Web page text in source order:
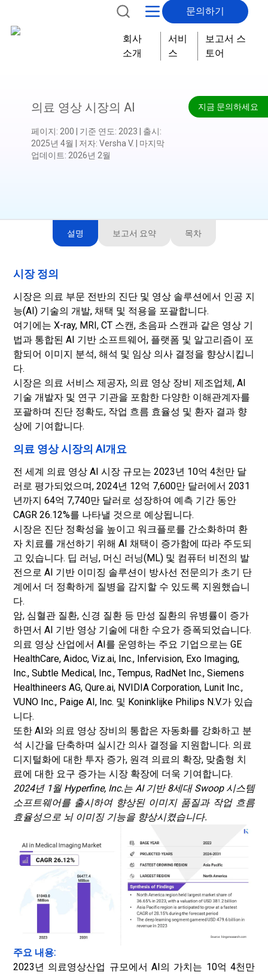
문의하기
회사
소개
서비
스
보고서 스
토어
지금 문의하세요
의료 영상 시장의 AI
페이지: 200 기준 연도: 2023 출시:
2025년 4월
저자: Versha V.
마지막
업데이트: 2026년 2월
설명 보고서 요약 목차
시장 정의
시장은 의료 부문 전반의 진단 및 영상 솔루션에서 인공 지
능(AI) 기술의 개발, 채택 및 적용을 포괄합니다.
여기에는 X-ray, MRI, CT 스캔, 초음파 스캔과 같은 영상 기
법과 통합된 AI 기반 소프트웨어, 플랫폼 및 알고리즘이 포
함되어 이미지 분석, 해석 및 임상 의사 결정을 향상시킵니
다.
시장은 의료 서비스 제공자, 의료 영상 장비 제조업체, AI
기술 개발자 및 연구 기관을 포함한 다양한 이해관계자를
포괄하며 진단 정확도, 작업 흐름 효율성 및 환자 결과 향
상에 기여합니다.
의료 영상 시장의 AI개요
전 세계 의료 영상 AI 시장 규모는 2023년 10억 4천만 달
러로 평가되었으며, 2024년 12억 7,600만 달러에서 2031
년까지 64억 7,740만 달러로 성장하여 예측 기간 동안
CAGR 26.12%를 나타낼 것으로 예상됩니다.
시장은 진단 정확성을 높이고 워크플로를 간소화하며 환
자 치료를 개선하기 위해 AI 채택이 증가함에 따라 주도되
고 있습니다. 딥 러닝, 머신 러닝(ML) 및 컴퓨터 비전의 발
전으로 AI 기반 이미징 솔루션이 방사선 전문의가 초기 단
계에서 더 정확하게 질병을 감지할 수 있도록 지원했습니
다.
암, 심혈관 질환, 신경 질환 등 만성 질환의 유병률이 증가
하면서 AI 기반 영상 기술에 대한 수요가 증폭되었습니다.
의료 영상 산업에서 AI를 운영하는 주요 기업으로는 GE
HealthCare, Aidoc, Viz.ai, Inc., Infervision, Exo Imaging,
Inc., Subtle Medical, Inc., Tempus, RadNet Inc., Siemens
Healthineers AG, Qure.ai, NVIDIA Corporation, Lunit Inc.,
VUNO Inc., Paige AI, Inc. 및 Koninklijke Philips N.V.가 있습
니다.
또한 AI와 의료 영상 장비의 통합은 자동화를 강화하고 분
석 시간을 단축하며 실시간 의사 결정을 지원합니다. 의료
디지털화에 대한 투자 증가, 원격 의료의 확장, 맞춤형 치
료에 대한 요구 증가는 시장 확장에 더욱 기여합니다.
2024년 1월 Hyperfine, Inc.는 AI 기반 8세대 Swoop 시스템
소프트웨어를 출시하여 향상된 이미지 품질과 작업 흐름
효율성으로 뇌 이미징 기능을 향상시켰습니다.
주요 내용:
2023년 의료영상산업 규모에서 AI의 가치는 10억 4천만